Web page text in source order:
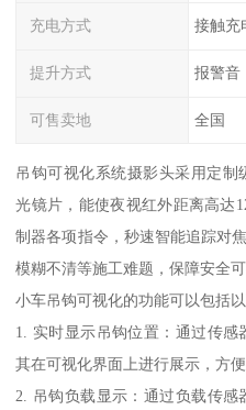
充电方式 接触充
提升方式 报警音
可售卖地 全国
吊钩可视化系统摄影头采用定
光镜片，能使夜视红外距离高达
制器各项指令，秒速智能追踪对
模糊不清等施工难题，保障安全可
小车吊钩可视化的功能可以包括
1. 实时显示吊钩位置：通过传
其在可视化界面上进行展示，方
2. 吊钩负载显示：通过负载传